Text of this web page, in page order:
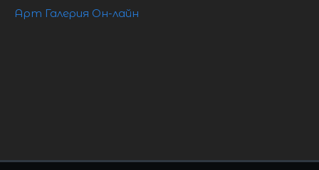
Арт Галерия Он-лайн